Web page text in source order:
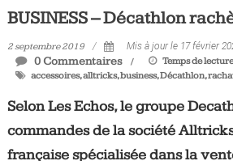
BUSINESS – Décathlon
2 septembre 2019 Mis à jour le 17 février
0 Commentaires Temps de
accessoires,alltricks,business,Décathlon,
Selon Les Echos, le groupe
commandes de la société
française spécialisée dans la